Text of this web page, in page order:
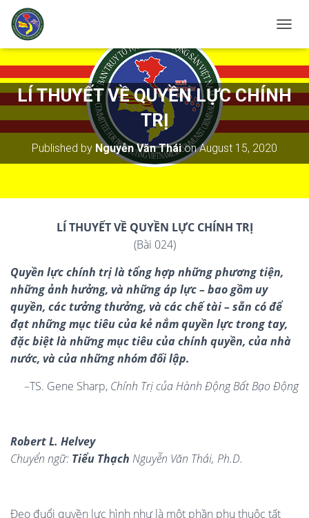
O
E
G
LÍ THUYẾT VỀ QUYỀN LỰC CHÍNH
TRỊ
Published by Nguyễn Văn TháionAugust 15, 2020
LÍ THUYẾT VỀ QUYỀN LỰC CHÍNH TRỊ
(Bài 024)
Quyền lực chính trị là tổng hợp những phương tiện,
những ảnh hưởng, và những áp lực – bao gồm uy
quyền, các tưởng thưởng, và các chế tài – sẵn có để
đạt những mục tiêu của kẻ nắm quyền lực trong tay,
đặc biệt là những mục tiêu của chính quyền, của nhà
nước, và của những nhóm đối lập.
–TS. Gene Sharp, Chính Trị của Hành Động Bất Bạo Động
Robert L. Helvey
Chuyển ngữ: Tiểu Thạch Nguyễn Văn Thái, Ph.D.
Đeo đuổi quyền lực hình như là một phần phụ thuộc tất